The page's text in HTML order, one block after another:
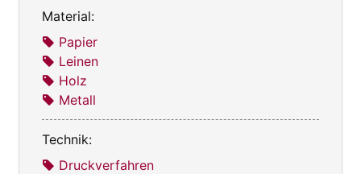
Material:
Papier
Leinen
Holz
Metall
Technik:
Druckverfahren